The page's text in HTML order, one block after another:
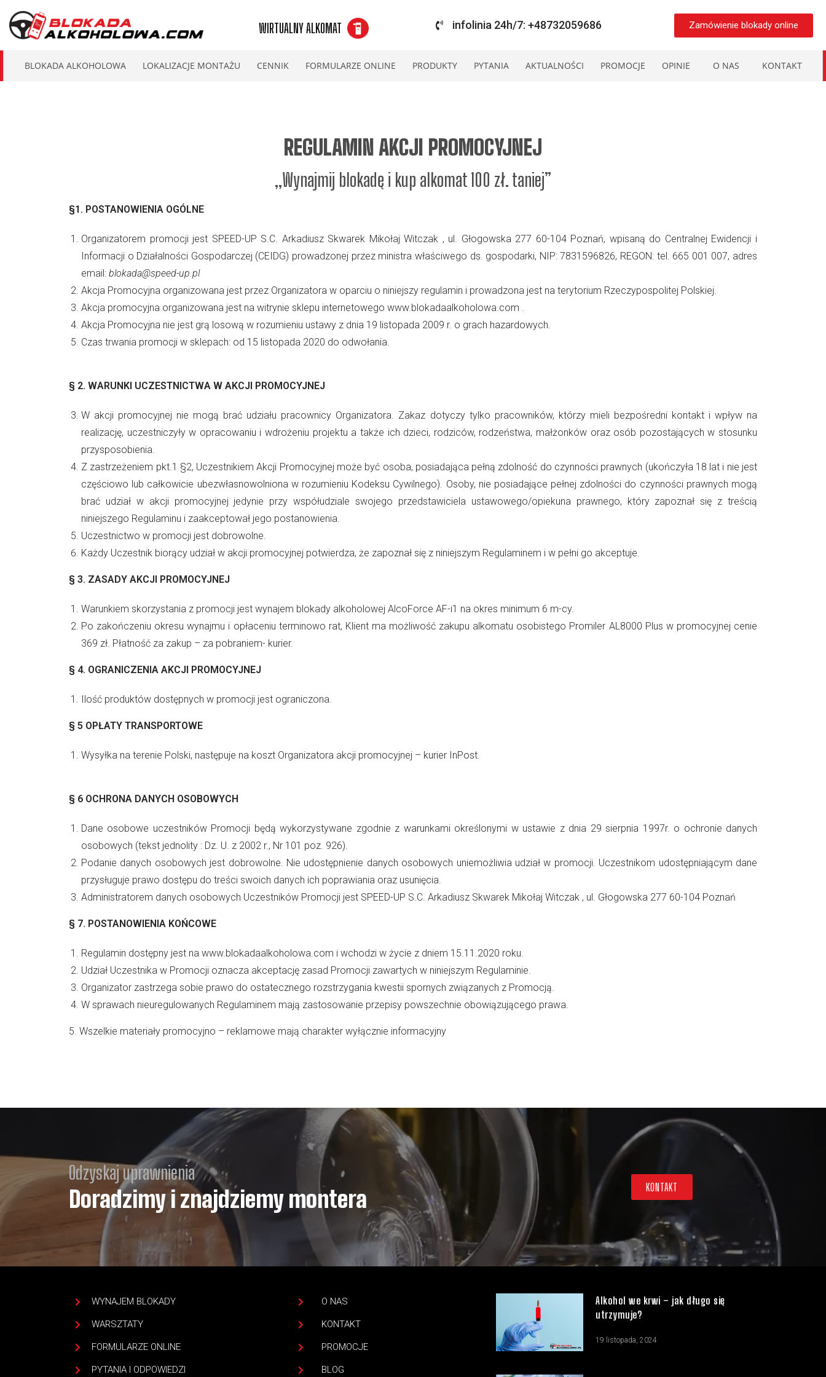
WIRTUALNY ALKOMAT infolinia 24h/7: +48732059686 Zamówienie blokady online
BLOKADA ALKOHOLOWA LOKALIZACJE MONTAŻU CENNIK FORMULARZE ONLINE PRODUKTY PYTANIA AKTUALNOŚCI PROMOCJE OPINIE O NAS KONTAKT
REGULAMIN AKCJI PROMOCYJNEJ
„Wynajmij blokadę i kup alkomat 100 zł. taniej”
§1. POSTANOWIENIA OGÓLNE
Organizatorem promocji jest SPEED-UP S.C. Arkadiusz Skwarek Mikołaj Witczak , ul. Głogowska 277 60-104 Poznań, wpisaną do Centralnej Ewidencji i
Informacji o Działalności Gospodarczej (CEIDG) prowadzonej przez ministra właściwego ds. gospodarki, NIP: 7831596826, REGON: tel. 665 001 007, adres
email: blokada@speed-up.pl
Akcja Promocyjna organizowana jest przez Organizatora w oparciu o niniejszy regulamin i prowadzona jest na terytorium Rzeczypospolitej Polskiej.
Akcja promocyjna organizowana jest na witrynie sklepu internetowego www.blokadaalkoholowa.com .
Akcja Promocyjna nie jest grą losową w rozumieniu ustawy z dnia 19 listopada 2009 r. o grach hazardowych.
Czas trwania promocji w sklepach: od 15 listopada 2020 do odwołania.
§ 2. WARUNKI UCZESTNICTWA W AKCJI PROMOCYJNEJ
W akcji promocyjnej nie mogą brać udziału pracownicy Organizatora. Zakaz dotyczy tylko pracowników, którzy mieli bezpośredni kontakt i wpływ na
realizację, uczestniczyły w opracowaniu i wdrożeniu projektu a także ich dzieci, rodziców, rodzeństwa, małżonków oraz osób pozostających w stosunku
przysposobienia.
Z zastrzeżeniem pkt.1 §2, Uczestnikiem Akcji Promocyjnej może być osoba, posiadająca pełną zdolność do czynności prawnych (ukończyła 18 lat i nie jest
częściowo lub całkowicie ubezwłasnowolniona w rozumieniu Kodeksu Cywilnego). Osoby, nie posiadające pełnej zdolności do czynności prawnych mogą
brać udział w akcji promocyjnej jedynie przy współudziale swojego przedstawiciela ustawowego/opiekuna prawnego, który zapoznał się z treścią
niniejszego Regulaminu i zaakceptował jego postanowienia.
Uczestnictwo w promocji jest dobrowolne.
Każdy Uczestnik biorący udział w akcji promocyjnej potwierdza, że zapoznał się z niniejszym Regulaminem i w pełni go akceptuje.
§ 3. ZASADY AKCJI PROMOCYJNEJ
Warunkiem skorzystania z promocji jest wynajem blokady alkoholowej AlcoForce AF-i1 na okres minimum 6 m-cy.
Po zakończeniu okresu wynajmu i opłaceniu terminowo rat, Klient ma możliwość zakupu alkomatu osobistego Promiler AL8000 Plus w promocyjnej cenie
369 zł. Płatność za zakup – za pobraniem- kurier.
§ 4. OGRANICZENIA AKCJI PROMOCYJNEJ
Ilość produktów dostępnych w promocji jest ograniczona.
§ 5 OPŁATY TRANSPORTOWE
Wysyłka na terenie Polski, następuje na koszt Organizatora akcji promocyjnej – kurier InPost.
§ 6 OCHRONA DANYCH OSOBOWYCH
Dane osobowe uczestników Promocji będą wykorzystywane zgodnie z warunkami określonymi w ustawie z dnia 29 sierpnia 1997r. o ochronie danych
osobowych (tekst jednolity : Dz. U. z 2002 r., Nr 101 poz. 926).
Podanie danych osobowych jest dobrowolne. Nie udostępnienie danych osobowych uniemożliwia udział w promocji. Uczestnikom udostępniającym dane
przysługuje prawo dostępu do treści swoich danych ich poprawiania oraz usunięcia.
Administratorem danych osobowych Uczestników Promocji jest SPEED-UP S.C. Arkadiusz Skwarek Mikołaj Witczak , ul. Głogowska 277 60-104 Poznań
§ 7. POSTANOWIENIA KOŃCOWE
Regulamin dostępny jest na www.blokadaalkoholowa.com i wchodzi w życie z dniem 15.11.2020 roku.
Udział Uczestnika w Promocji oznacza akceptację zasad Promocji zawartych w niniejszym Regulaminie.
Organizator zastrzega sobie prawo do ostatecznego rozstrzygania kwestii spornych związanych z Promocją.
W sprawach nieuregulowanych Regulaminem mają zastosowanie przepisy powszechnie obowiązującego prawa.
5. Wszelkie materiały promocyjno – reklamowe mają charakter wyłącznie informacyjny
Odzyskaj uprawnienia
Doradzimy i znajdziemy montera KONTAKT
WYNAJEM BLOKADY
WARSZTATY
FORMULARZE ONLINE
PYTANIA I ODPOWIEDZI
O NAS
KONTAKT
PROMOCJE
BLOG
Alkohol we krwi – jak długo się
utrzymuje?
19 listopada, 2024